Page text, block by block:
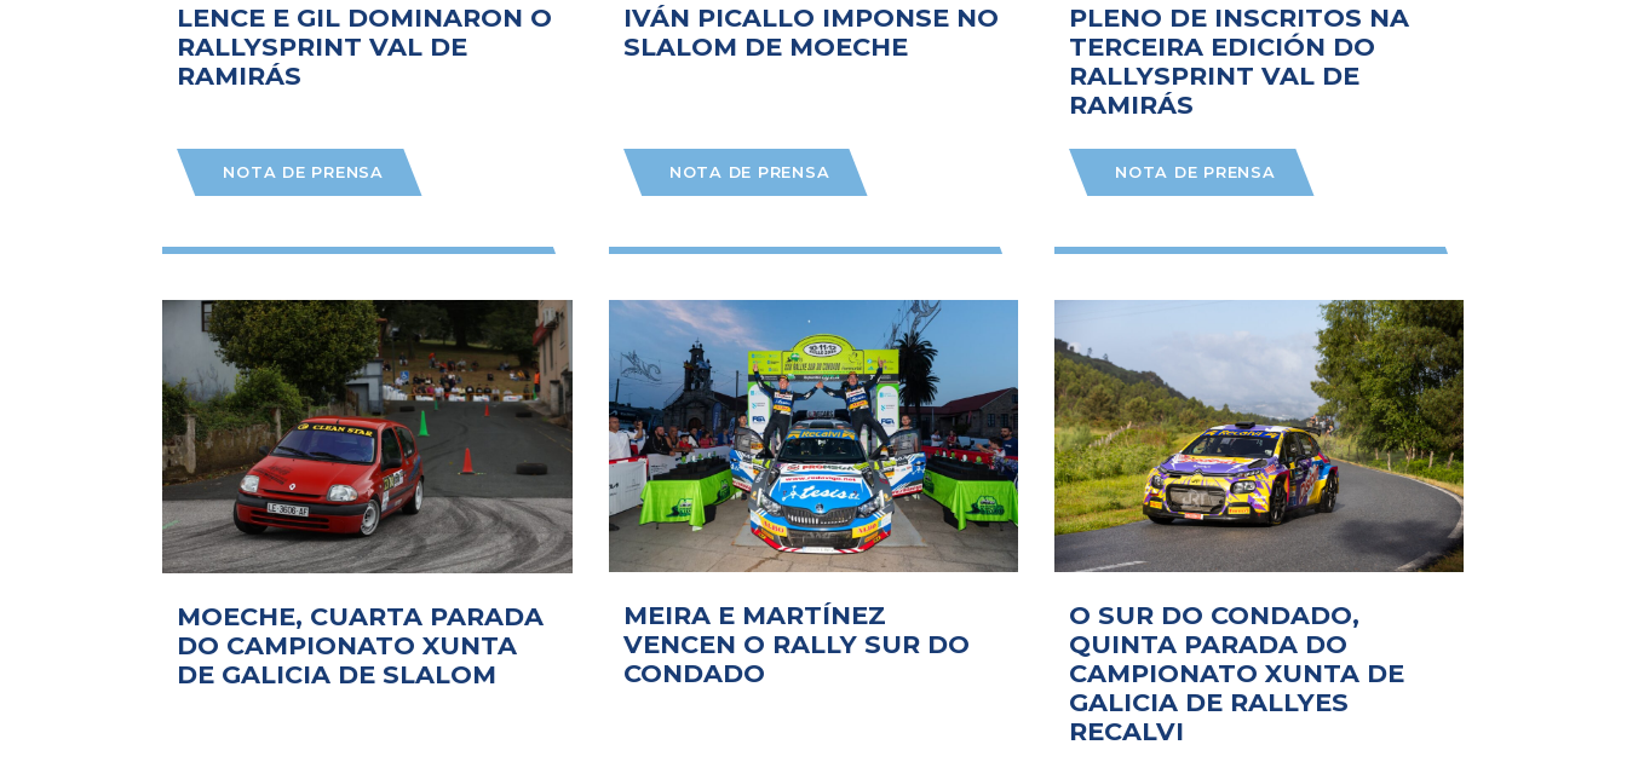
LENCE E GIL DOMINARON O
RALLYSPRINT VAL DE
RAMIRÁS
NOTA DE PRENSA
IVÁN PICALLO IMPONSE NO
SLALOM DE MOECHE
NOTA DE PRENSA
PLENO DE INSCRITOS NA
TERCEIRA EDICIÓN DO
RALLYSPRINT VAL DE
RAMIRÁS
NOTA DE PRENSA
MOECHE, CUARTA PARADA
DO CAMPIONATO XUNTA
DE GALICIA DE SLALOM
MEIRA E MARTÍNEZ
VENCEN O RALLY SUR DO
CONDADO
O SUR DO CONDADO,
QUINTA PARADA DO
CAMPIONATO XUNTA DE
GALICIA DE RALLYES
RECALVI